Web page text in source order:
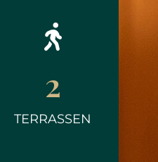
TERRASSEN
2